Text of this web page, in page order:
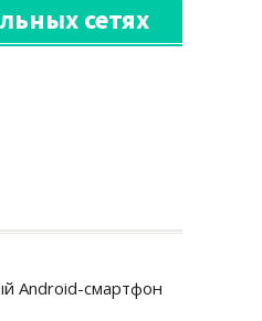
сетях
Android-смартфон